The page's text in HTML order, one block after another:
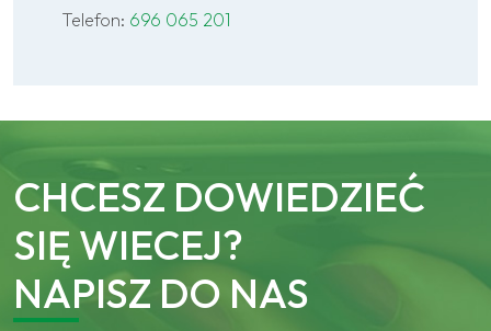
Telefon: 696 065 201
CHCESZ DOWIEDZIEĆ
SIĘ WIECEJ?
NAPISZ DO NAS